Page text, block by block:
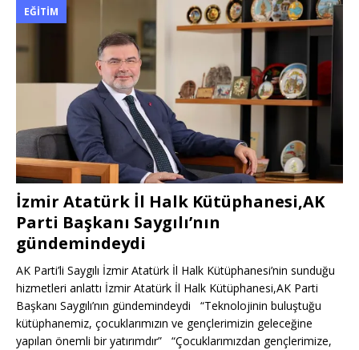
EĞITIM
İzmir Atatürk İl Halk Kütüphanesi,AK
Parti Başkanı Saygılı’nın
gündemindeydi
AK Parti’li Saygılı İzmir Atatürk İl Halk Kütüphanesi’nin sunduğu
hizmetleri anlattı İzmir Atatürk İl Halk Kütüphanesi,AK Parti
Başkanı Saygılı’nın gündemindeydi “Teknolojinin buluştuğu
kütüphanemiz, çocuklarımızın ve gençlerimizin geleceğine
yapılan önemli bir yatırımdır” “Çocuklarımızdan gençlerimize,